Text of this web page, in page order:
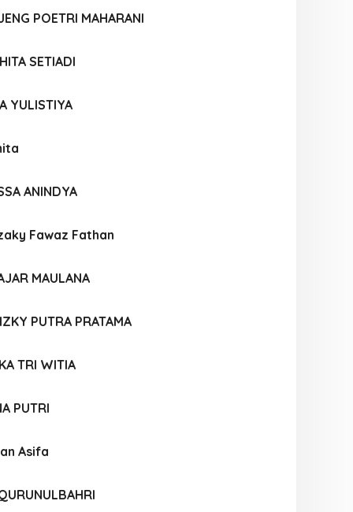
POETRI MAHARANI
SETIADI
YULISTIYA
ANINDYA
Fawaz Fathan
MAULANA
PUTRA PRATAMA
TRI WITIA
PUTRI
Asifa